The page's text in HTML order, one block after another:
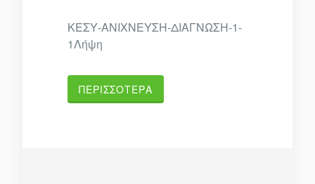
ΚΕΣΥ-ΑΝΙΧΝΕΥΣΗ-ΔΙΑΓΝΩΣΗ-1-
1Λήψη
ΠΕΡΙΣΣΌΤΕΡΑ